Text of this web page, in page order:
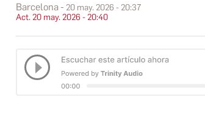
Barcelona
20 may. 2026 - 20:37
Act. 20 may. 2026 - 20:40